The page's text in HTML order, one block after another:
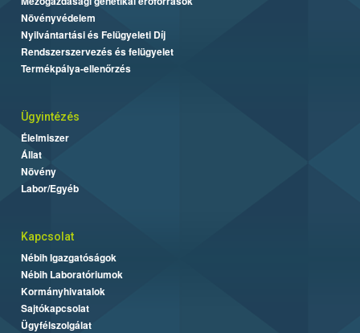
Növényvédelem
Nyilvántartási és Felügyeleti Díj
Rendszerszervezés és felügyelet
Termékpálya-ellenőrzés
Ügyintézés
Élelmiszer
Állat
Növény
Labor/Egyéb
Kapcsolat
Nébih Igazgatóságok
Nébih Laboratóriumok
Kormányhivatalok
Sajtókapcsolat
Ügyfélszolgálat